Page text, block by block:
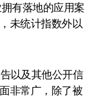
有落地的应用案
未统计指数外以
以及其他公开信
非常广，除了被